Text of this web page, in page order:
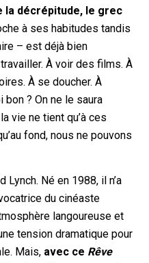
la décrépitude, le grec
à ses habitudes tandis
– est déjà bien
À voir des films. À
À se doucher. À
? On ne le saura
vie ne tient qu’à ces
fond, nous ne pouvons
Lynch. Né en 1988, il n’a
du cinéaste
langoureuse et
tension dramatique pour
Mais, avec ce Rêve